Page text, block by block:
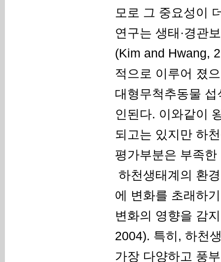
모로 그 중요성이
연구는 생태·경관
(Kim and Hwang,
적으로 이루어 졌
대형무척추동물
인된다. 이와같이
되고는 있지만 하
평가부분은 부족한
하천생태계의 환
에 변화를 초래하
변화의 영향을 감
2004). 특히, 하천
가장 다양하고 풍